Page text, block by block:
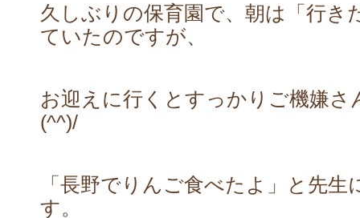
久しぶりの保育園で、朝は「行き
ていたのですが、
お迎えに行くとすっかりご機嫌
(^^)/
「長野でりんご食べたよ」と先
す。